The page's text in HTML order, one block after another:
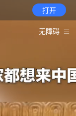
打开
无障碍